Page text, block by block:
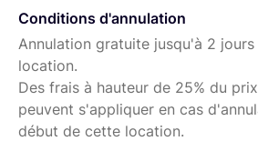
Conditions d'annulation
Annulation gratuite jusqu'à 2
location.
Des frais à hauteur de 25% du
peuvent s'appliquer en cas
début de cette location.